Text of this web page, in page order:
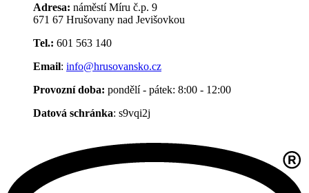
Adresa: náměstí Míru č.p. 9
671 67 Hrušovany nad Jevišovkou
Tel.: 601 563 140
Email: info@hrusovansko.cz
Provozní doba: pondělí - pátek: 8:00 - 12:00
Datová schránka: s9vqi2j